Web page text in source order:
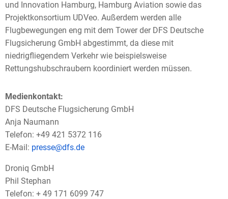
und Innovation Hamburg, Hamburg Aviation sowie das
Projektkonsortium UDVeo. Außerdem werden alle
Flugbewegungen eng mit dem Tower der DFS Deutsche
Flugsicherung GmbH abgestimmt, da diese mit
niedrigfliegendem Verkehr wie beispielsweise
Rettungshubschraubern koordiniert werden müssen.
Medienkontakt:
DFS Deutsche Flugsicherung GmbH
Anja Naumann
Telefon: +49 421 5372 116
E-Mail: presse@dfs.de
Droniq GmbH
Phil Stephan
Telefon: + 49 171 6099 747